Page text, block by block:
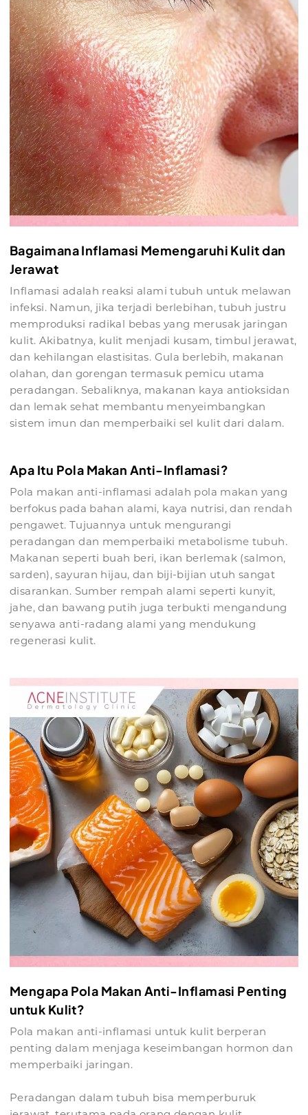
Bagaimana Inflamasi Memengaruhi Kulit dan
Jerawat
Inflamasi adalah reaksi alami tubuh untuk melawan
infeksi. Namun, jika terjadi berlebihan, tubuh justru
memproduksi radikal bebas yang merusak jaringan
kulit. Akibatnya, kulit menjadi kusam, timbul jerawat,
dan kehilangan elastisitas. Gula berlebih, makanan
olahan, dan gorengan termasuk pemicu utama
peradangan. Sebaliknya, makanan kaya antioksidan
dan lemak sehat membantu menyeimbangkan
sistem imun dan memperbaiki sel kulit dari dalam.
Apa Itu Pola Makan Anti-Inflamasi?
Pola makan anti-inflamasi adalah pola makan yang
berfokus pada bahan alami, kaya nutrisi, dan rendah
pengawet. Tujuannya untuk mengurangi
peradangan dan memperbaiki metabolisme tubuh.
Makanan seperti buah beri, ikan berlemak (salmon,
sarden), sayuran hijau, dan biji-bijian utuh sangat
disarankan. Sumber rempah alami seperti kunyit,
jahe, dan bawang putih juga terbukti mengandung
senyawa anti-radang alami yang mendukung
regenerasi kulit.
Mengapa Pola Makan Anti-Inflamasi Penting
untuk Kulit?
Pola makan anti-inflamasi untuk kulit berperan
penting dalam menjaga keseimbangan hormon dan
memperbaiki jaringan.
Peradangan dalam tubuh bisa memperburuk